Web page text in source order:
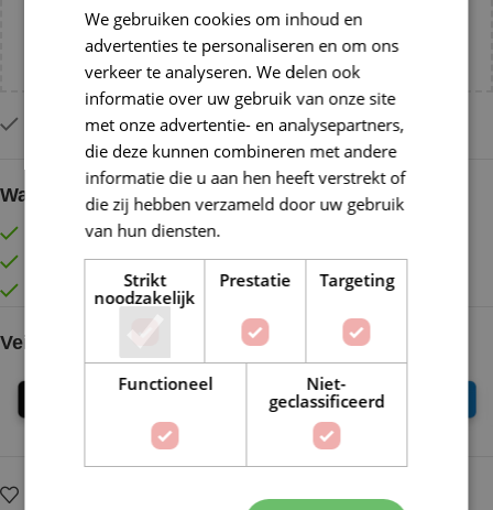
Voeg nog€ 55,00toe voorgratis verzending binnen
Slechts 1 resterend op voorraad
Waarom kopen bij de Wolkast?
Lage verzendkosten vanaf € 4,99 binnen NL
Gratis verzonden vanaf €55,-
Vóór 16:30 besteld = Zelfde (werk)dag verzonden
Veilig online betalen
Delen:
We gebruiken cookies om inhoud en
advertenties te personaliseren en om ons
verkeer te analyseren. We delen ook
informatie over uw gebruik van onze site
met onze advertentie- en analysepartners,
die deze kunnen combineren met andere
informatie die u aan hen heeft verstrekt of
die zij hebben verzameld door uw gebruik
van hun diensten.
Strikt
noodzakelijk
Prestatie Targeting
Functioneel
Niet-
geclassificeerd